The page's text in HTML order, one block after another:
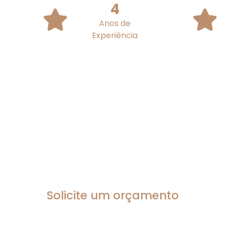
4
Anos de
Experiência
Solicite um orçamento